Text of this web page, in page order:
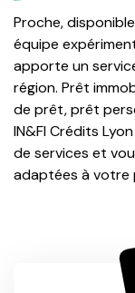
Proche,
équipe
apporte un
région. Prêt
de prêt, prêt
IN&FI Crédits
de services et
adaptées à votre